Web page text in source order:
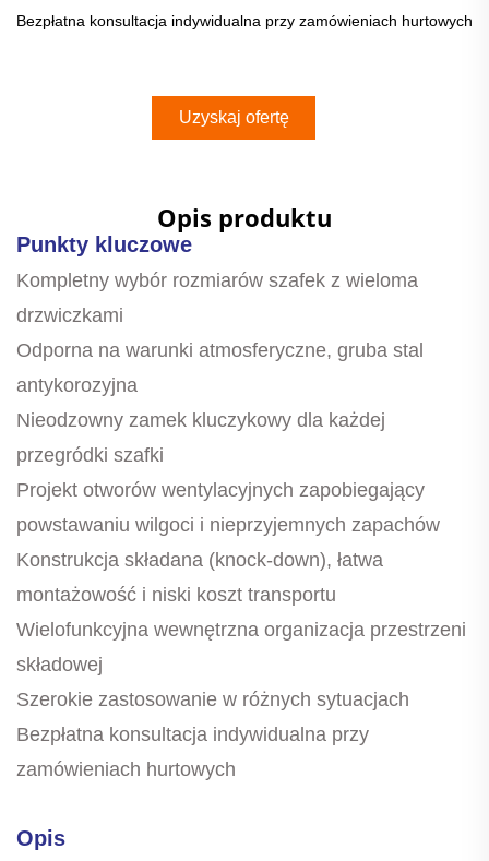
Bezpłatna konsultacja indywidualna przy zamówieniach hurtowych
Uzyskaj ofertę
Opis produktu
Punkty kluczowe
Kompletny wybór rozmiarów szafek z wieloma
drzwiczkami
Odporna na warunki atmosferyczne, gruba stal
antykorozyjna
Nieodzowny zamek kluczykowy dla każdej
przegródki szafki
Projekt otworów wentylacyjnych zapobiegający
powstawaniu wilgoci i nieprzyjemnych zapachów
Konstrukcja składana (knock-down), łatwa
montażowość i niski koszt transportu
Wielofunkcyjna wewnętrzna organizacja przestrzeni
składowej
Szerokie zastosowanie w różnych sytuacjach
Bezpłatna konsultacja indywidualna przy
zamówieniach hurtowych
Opis